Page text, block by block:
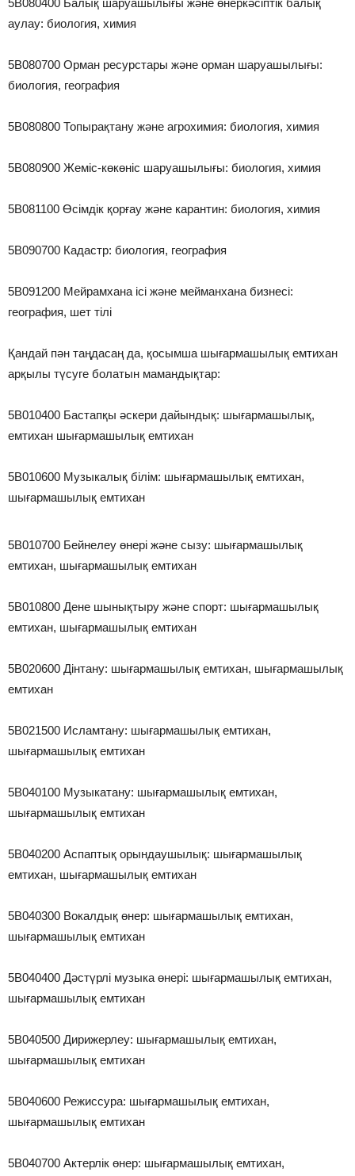
5В080400 Балық шаруашылығы және өнеркәсіптік балық
аулау: биология, химия
5В080700 Орман ресурстары және орман шаруашылығы:
биология, география
5В080800 Топырақтану және агрохимия: биология, химия
5В080900 Жеміс-көкөніс шаруашылығы: биология, химия
5В081100 Өсімдік қорғау және карантин: биология, химия
5В090700 Кадастр: биология, география
5В091200 Мейрамхана ісі және мейманхана бизнесі:
география, шет тілі
Қандай пән таңдасаң да, қосымша шығармашылық емтихан
арқылы түсуге болатын мамандықтар:
5В010400 Бастапқы әскери дайындық: шығармашылық,
емтихан шығармашылық емтихан
5В010600 Музыкалық білім: шығармашылық емтихан,
шығармашылық емтихан
5В010700 Бейнелеу өнері және сызу: шығармашылық
емтихан, шығармашылық емтихан
5В010800 Дене шынықтыру және спорт: шығармашылық
емтихан, шығармашылық емтихан
5В020600 Дінтану: шығармашылық емтихан, шығармашылық
емтихан
5В021500 Исламтану: шығармашылық емтихан,
шығармашылық емтихан
5В040100 Музыкатану: шығармашылық емтихан,
шығармашылық емтихан
5В040200 Аспаптық орындаушылық: шығармашылық
емтихан, шығармашылық емтихан
5В040300 Вокалдық өнер: шығармашылық емтихан,
шығармашылық емтихан
5В040400 Дәстүрлі музыка өнері: шығармашылық емтихан,
шығармашылық емтихан
5В040500 Дирижерлеу: шығармашылық емтихан,
шығармашылық емтихан
5В040600 Режиссура: шығармашылық емтихан,
шығармашылық емтихан
5В040700 Актерлік өнер: шығармашылық емтихан,